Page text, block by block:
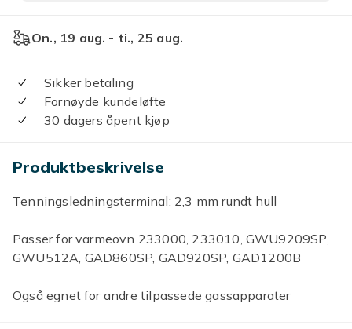
On., 19 aug. - ti., 25 aug.
Sikker betaling
Fornøyde kundeløfte
30 dagers åpent kjøp
Produktbeskrivelse
Tenningsledningsterminal: 2,3 mm rundt hull
Passer for varmeovn 233000, 233010, GWU9209SP,
GWU512A, GAD860SP, GAD920SP, GAD1200B
Også egnet for andre tilpassede gassapparater